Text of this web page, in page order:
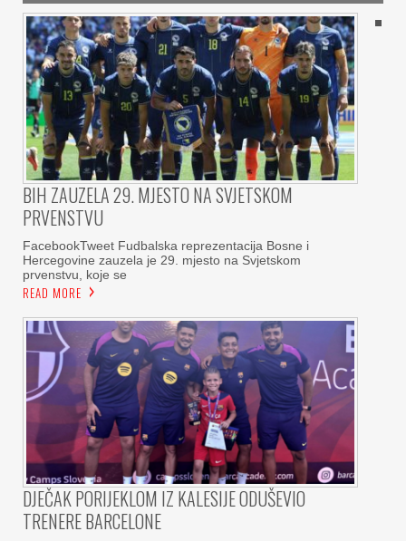
BIH ZAUZELA 29. MJESTO NA SVJETSKOM
PRVENSTVU
FacebookTweet Fudbalska reprezentacija Bosne i
Hercegovine zauzela je 29. mjesto na Svjetskom
prvenstvu, koje se
READ MORE
DJEČAK PORIJEKLOM IZ KALESIJE ODUŠEVIO
TRENERE BARCELONE